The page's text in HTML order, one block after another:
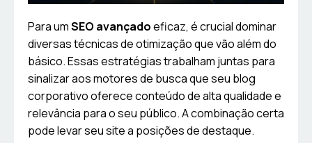
Para umSEO avançadoeficaz, é crucial dominar
diversas técnicas de otimização que vão além do
básico. Essas estratégias trabalham juntas para
sinalizar aos motores de busca que seu blog
corporativo oferece conteúdo de alta qualidade e
relevância para o seu público. A combinação certa
pode levar seu site a posições de destaque.